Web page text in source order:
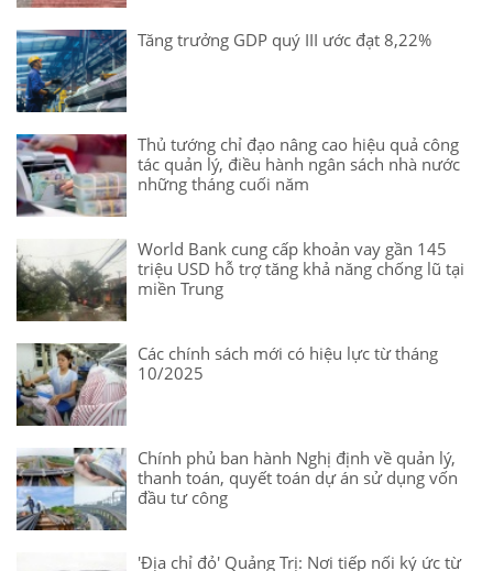
Tăng trưởng GDP quý III ước đạt 8,22%
Thủ tướng chỉ đạo nâng cao hiệu quả công
tác quản lý, điều hành ngân sách nhà nước
những tháng cuối năm
World Bank cung cấp khoản vay gần 145
triệu USD hỗ trợ tăng khả năng chống lũ tại
miền Trung
Các chính sách mới có hiệu lực từ tháng
10/2025
Chính phủ ban hành Nghị định về quản lý,
thanh toán, quyết toán dự án sử dụng vốn
đầu tư công
'Địa chỉ đỏ' Quảng Trị: Nơi tiếp nối ký ức từ